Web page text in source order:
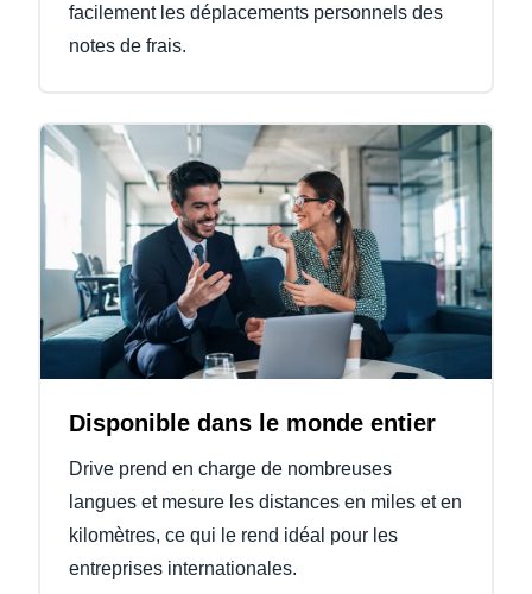
facilement les déplacements personnels des
notes de frais.
Disponible dans le monde entier
Drive prend en charge de nombreuses
langues et mesure les distances en miles et en
kilomètres, ce qui le rend idéal pour les
entreprises internationales.